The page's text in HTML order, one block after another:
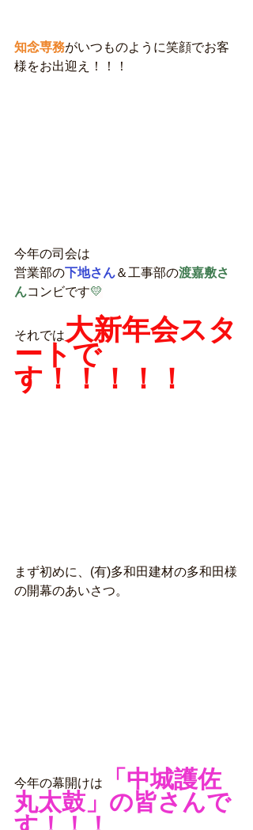
知念専務がいつものように笑顔でお客
様をお出迎え！！！
今年の司会は
営業部の下地さん＆工事部の渡嘉敷さ
んコンビです💛
それでは大新年会スタ
ートで
す！！！！！
まず初めに、(有)多和田建材の多和田様
の開幕のあいさつ。
今年の幕開けは
「中城護佐
丸太鼓」の皆さんで
す！！！